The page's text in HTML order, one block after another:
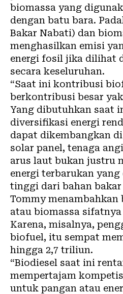
biomassa yang
dengan batu bara.
Bakar Nabati) dan
menghasilkan emisi
energi fosil jika dilihat
secara keseluruhan.
“Saat ini kontribusi
berkontribusi besar
Yang dibutuhkan saat
diversifikasi energi
dapat dikembangkan
solar panel, tenaga
arus laut bukan justru
energi terbarukan
tinggi dari bahan
Tommy menambahkan
atau biomassa
Karena, misalnya,
biofuel, itu sempat
hingga 2,7 triliun.
“Biodiesel saat ini
mempertajam
untuk pangan atau